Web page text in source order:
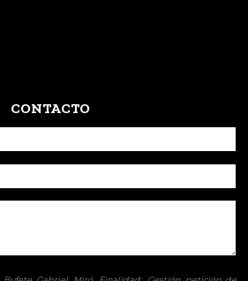
CONTACTO